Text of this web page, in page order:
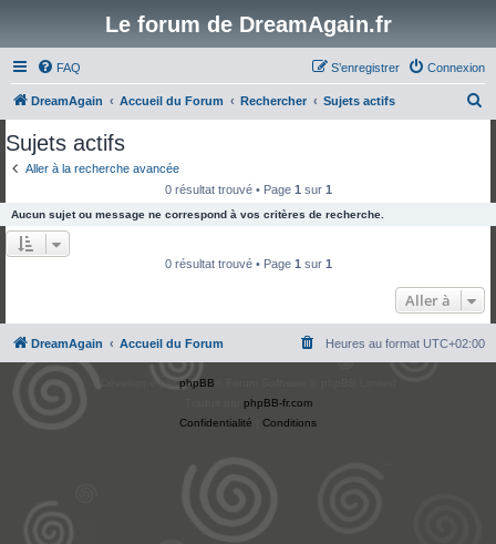
Le forum de DreamAgain.fr
FAQ Connexion
S’enregistrer
DreamAgain Accueil du Forum Rechercher Sujets actifs
e
r
Sujets actifs
Aller à la recherche avancée
0 résultat trouvé • Page 1 sur 1
Aucun sujet ou message ne correspond à vos critères de recherche.
0 résultat trouvé • Page 1 sur 1
Aller à
DreamAgain Accueil du Forum Heures au format UTC+02:00
phpBB
phpBB-fr.com
Confidentialité
Conditions